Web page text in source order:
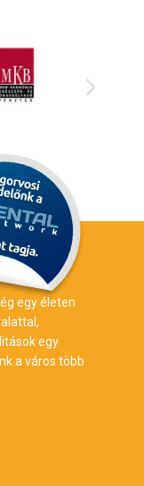
egy életen
egy
a város több